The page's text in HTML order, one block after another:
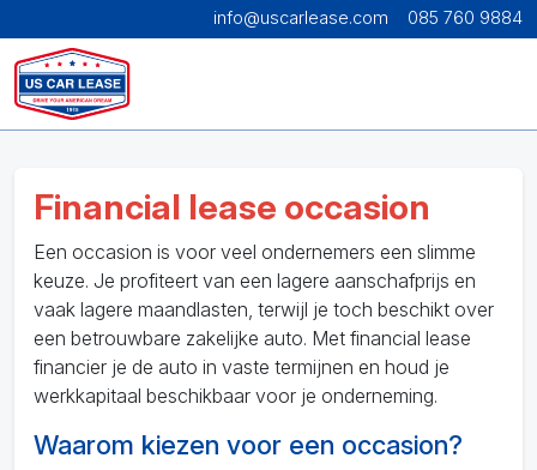
info@uscarlease.com 085 760 9884
Financial lease occasion
Een occasion is voor veel ondernemers een slimme
keuze. Je profiteert van een lagere aanschafprijs en
vaak lagere maandlasten, terwijl je toch beschikt over
een betrouwbare zakelijke auto. Met financial lease
financier je de auto in vaste termijnen en houd je
werkkapitaal beschikbaar voor je onderneming.
Waarom kiezen voor een occasion?